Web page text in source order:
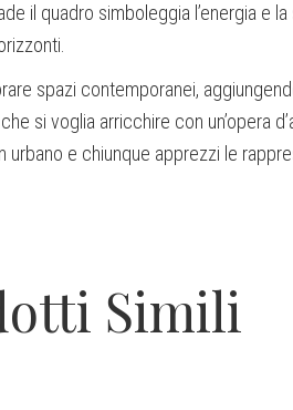
il quadro simboleggia l’energia e
spazi contemporanei,
si voglia arricchire con un’opera
urbano e chiunque apprezzi le
Simili